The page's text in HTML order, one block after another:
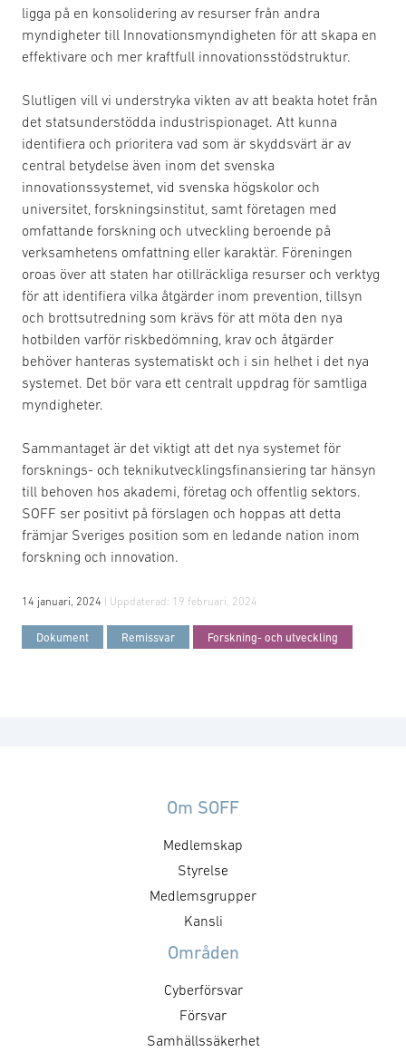
ligga på en konsolidering av resurser från andra
myndigheter till Innovationsmyndigheten för att skapa en
effektivare och mer kraftfull innovationsstödstruktur.
Slutligen vill vi understryka vikten av att beakta hotet från
det statsunderstödda industrispionaget. Att kunna
identifiera och prioritera vad som är skyddsvärt är av
central betydelse även inom det svenska
innovationssystemet, vid svenska högskolor och
universitet, forskningsinstitut, samt företagen med
omfattande forskning och utveckling beroende på
verksamhetens omfattning eller karaktär. Föreningen
oroas över att staten har otillräckliga resurser och verktyg
för att identifiera vilka åtgärder inom prevention, tillsyn
och brottsutredning som krävs för att möta den nya
hotbilden varför riskbedömning, krav och åtgärder
behöver hanteras systematiskt och i sin helhet i det nya
systemet. Det bör vara ett centralt uppdrag för samtliga
myndigheter.
Sammantaget är det viktigt att det nya systemet för
forsknings- och teknikutvecklingsfinansiering tar hänsyn
till behoven hos akademi, företag och offentlig sektors.
SOFF ser positivt på förslagen och hoppas att detta
främjar Sveriges position som en ledande nation inom
forskning och innovation.
14 januari, 2024 | Uppdaterad: 19 februari, 2024
Dokument Remissvar Forskning- och utveckling
Om SOFF
Medlemskap
Styrelse
Medlemsgrupper
Kansli
Områden
Cyberförsvar
Försvar
Samhällssäkerhet